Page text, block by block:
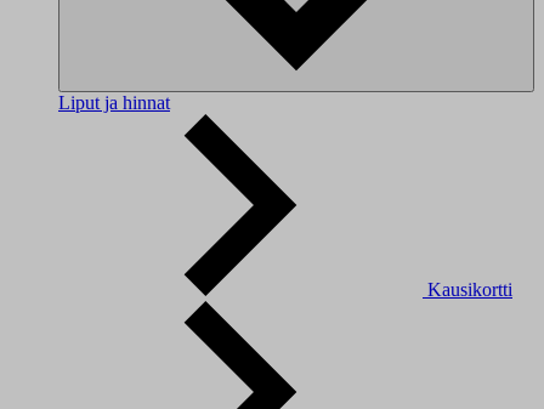
Liput ja hinnat
Kausikortti